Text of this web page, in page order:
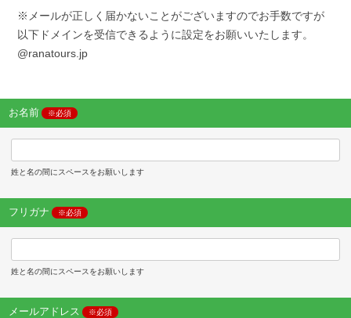
※メールが正しく届かないことがございますのでお手数ですが
以下ドメインを受信できるように設定をお願いいたします。
@ranatours.jp
お名前 ※必須
姓と名の間にスペースをお願いします
フリガナ ※必須
姓と名の間にスペースをお願いします
メールアドレス ※必須